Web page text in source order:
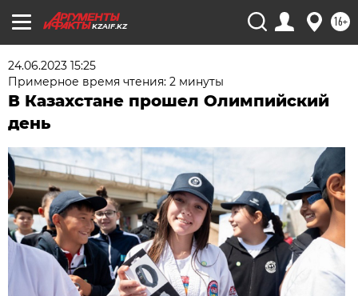
KZAIF.KZ 16+
24.06.2023 15:25
Примерное время чтения: 2 минуты
В Казахстане прошел Олимпийский
день